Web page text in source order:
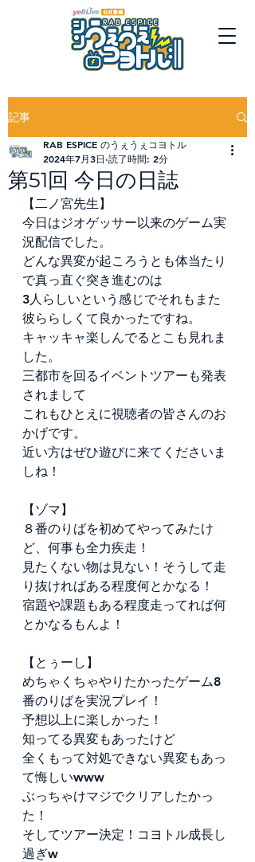
記事
第51回 今日の日誌
RAB ESPICE のうぇうぇコヨトル
2024年7月3日 読了時間: 2分
【二ノ宮先生】
今日はジオゲッサー以来のゲーム実
況配信でした。
どんな異変が起ころうとも体当たり
で真っ直ぐ突き進むのは
3人らしいという感じでそれもまた
彼ららしくて良かったですね。
キャッキャ楽しんでるとこも見れま
した。
三都市を回るイベントツアーも発表
されまして
これもひとえに視聴者の皆さんのお
かげです。
近い方はぜひ遊びに来てくださいま
しね！
【ゾマ】
８番のりばを初めてやってみたけ
ど、何事も全力疾走！
見たくない物は見ない！そうして走
り抜ければある程度何とかなる！
宿題や課題もある程度走ってれば何
とかなるもんよ！
【とぅーし】
めちゃくちゃやりたかったゲーム8
番のりばを実況プレイ！
予想以上に楽しかった！
知ってる異変もあったけど
全くもって対処できない異変もあっ
て悔しいwww
ぶっちゃけマジでクリアしたかっ
た！
そしてツアー決定！コヨトル成長し
過ぎw